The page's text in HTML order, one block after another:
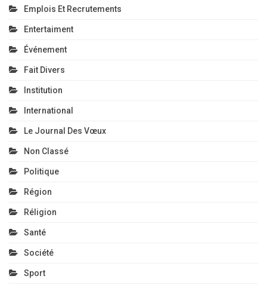
Emplois Et Recrutements
Entertaiment
Événement
Fait Divers
Institution
International
Le Journal Des Vœux
Non Classé
Politique
Région
Réligion
Santé
Société
Sport